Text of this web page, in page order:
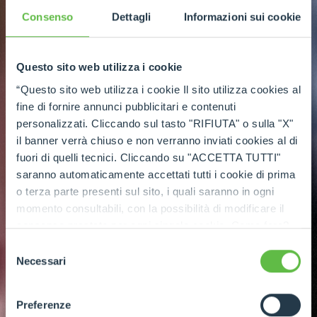
Consenso Dettagli Informazioni sui cookie
Questo sito web utilizza i cookie
“Questo sito web utilizza i cookie Il sito utilizza cookies al
fine di fornire annunci pubblicitari e contenuti
personalizzati. Cliccando sul tasto "RIFIUTA" o sulla "X"
il banner verrà chiuso e non verranno inviati cookies al di
fuori di quelli tecnici. Cliccando su "ACCETTA TUTTI"
saranno automaticamente accettati tutti i cookie di prima
o terza parte presenti sul sito, i quali saranno in ogni
momento consultabili, con la possibilità di modificare il
consenso prestato per ogni singolo cookie. Come fare?
ogni pagina, selezionare "Modifichi il suo consenso" e
dell'informativa completa nel footer presente in ogni
pagina. Per esercitare i diritti riconosciuti all'interessato ai
delNecessari
Preferenze